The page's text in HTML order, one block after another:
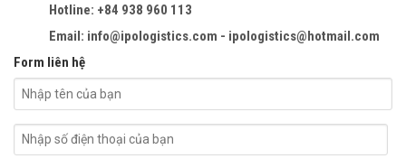
Hotline: +84 938 960 113
Email: info@ipologistics.com - ipologistics@hotmail.com
Form liên hệ